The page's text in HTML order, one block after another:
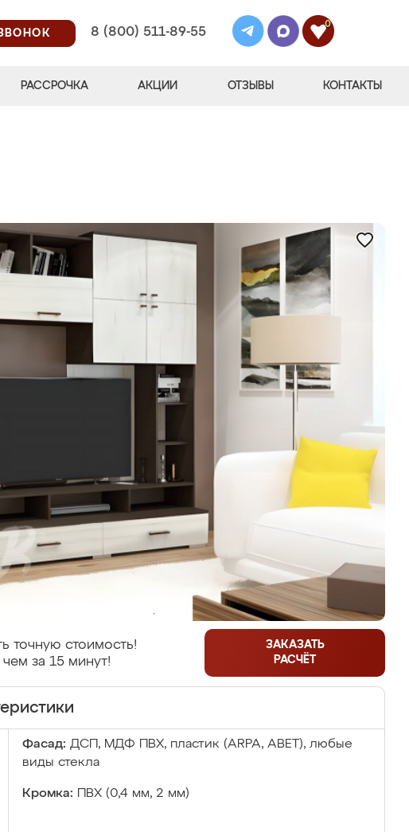
8 (800) 511-89-55
0
РАССРОЧКА АКЦИИ ОТЗЫВЫ КОНТАКТЫ
точную стоимость!
за 15 минут!
ЗАКАЗАТЬ
РАСЧЁТ
Фасад: ДСП, МДФ ПВХ, пластик (ARPA, ABET), любые
виды стекла
Кромка: ПВХ (0,4 мм, 2 мм)